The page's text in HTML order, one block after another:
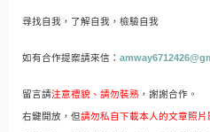
尋找自我，了解自我，檢驗自我
如有合作提案請來信：
留言請注意禮貌、請勿裝熟，謝謝合作。
右鍵開放，但請勿私自下載本人的文章照片